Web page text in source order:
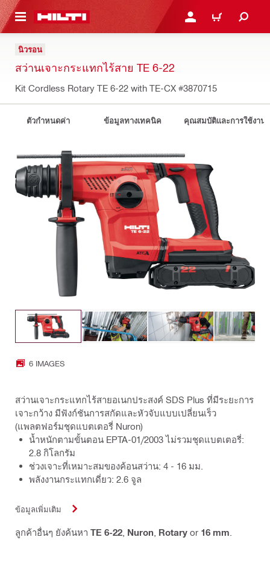
CONTENT เข้าสู่ระบบหรือลงทะเบียนเ
ตะกร้าสินค้า
นิวรอน
สว่านเจาะกระแทกไร้สาย TE 6-22
Kit Cordless Rotary TE 6-22 with TE-CX #3870715
ตัวกำหนดค่า ข้อมูลทางเทคนิค คุณสมบัติและการใช้งาน
6 IMAGES
สว่านเจาะกระแทกไร้สายอเนกประสงค์ SDS Plus ที่มีระยะการ
เจาะกว้าง มีฟังก์ชันการสกัดและหัวจับแบบเปลี่ยนเร็ว
(แพลตฟอร์มชุดแบตเตอรี่ Nuron)
น้ำหนักตามขั้นตอน EPTA-01/2003 ไม่รวมชุดแบตเตอรี่:
2.8 กิโลกรัม
ช่วงเจาะที่เหมาะสมของค้อนสว่าน: 4 - 16 มม.
พลังงานกระแทกเดี่ยว: 2.6 จูล
ข้อมูลเพิ่มเติม
ลูกค้าอื่นๆ ยังค้นหา TE 6-22 Nuron Rotary or 16 mm